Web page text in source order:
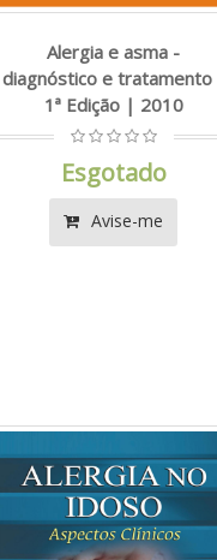
Alergia e asma -
diagnóstico e tratamento
1ª Edição | 2010
Esgotado
Avise-me